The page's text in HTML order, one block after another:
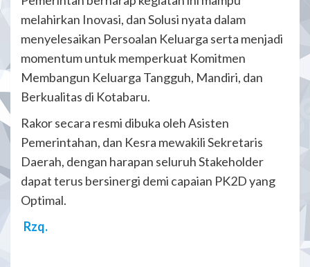
melahirkan Inovasi, dan Solusi nyata dalam
menyelesaikan Persoalan Keluarga serta menjadi
momentum untuk memperkuat Komitmen
Membangun Keluarga Tangguh, Mandiri, dan
Berkualitas di Kotabaru.
Rakor secara resmi dibuka oleh Asisten
Pemerintahan, dan Kesra mewakili Sekretaris
Daerah, dengan harapan seluruh Stakeholder
dapat terus bersinergi demi capaian PK2D yang
Optimal.
Rzq.